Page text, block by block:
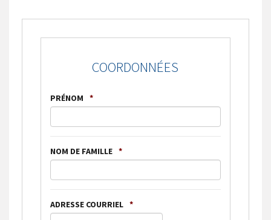
COORDONNÉES
PRÉNOM *
NOM DE FAMILLE *
ADRESSE COURRIEL *